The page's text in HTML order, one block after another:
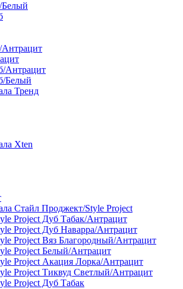
Антрацит
Белый
Тренд
Xten
Стайл Проджект/Style Project
Project Дуб Табак/Антрацит
Project Дуб Наварра/Антрацит
Project Вяз Благородный/Антрацит
Project Белый/Антрацит
Project Акация Лорка/Антрацит
Project Тиквуд Светлый/Антрацит
Project Дуб Табак